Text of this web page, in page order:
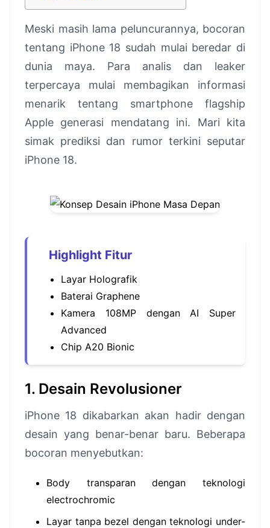
Meski masih lama peluncurannya, bocoran
tentang iPhone 18 sudah mulai beredar di
dunia maya. Para analis dan leaker
terpercaya mulai membagikan informasi
menarik tentang smartphone flagship
Apple generasi mendatang ini. Mari kita
simak prediksi dan rumor terkini seputar
iPhone 18.
Highlight Fitur
Layar Holografik
Baterai Graphene
Kamera 108MP dengan AI Super
Advanced
Chip A20 Bionic
1. Desain Revolusioner
iPhone 18 dikabarkan akan hadir dengan
desain yang benar-benar baru. Beberapa
bocoran menyebutkan:
Body transparan dengan teknologi
electrochromic
Layar tanpa bezel dengan teknologi under-